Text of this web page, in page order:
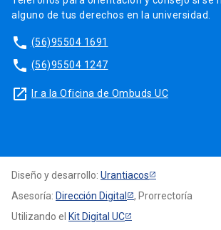
alguno de tus derechos en la universidad.
phone (56)95504 1691
phone (56)95504 1247
launch Ir a la Oficina de Ombuds UC
Diseño y desarrollo: Urantiacos
Asesoría: Dirección Digital
, Prorrectoría
Utilizando el Kit Digital UC